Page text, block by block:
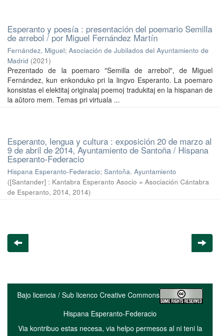
Esperanto y poesía : presentación del poemario Semilla
de arrebol / por Miguel Fernández Martín
Fernández, Miguel; Asociación de Jubilados del Ayuntamiento de
Madrid (2021)
Prezentado de la poemaro "Semilla de arrebol", de Miguel
Fernández, kun enkonduko pri la lingvo Esperanto. La poemaro
konsistas el elektitaj originalaj poemoj tradukitaj en la hispanan de
la aŭtoro mem. Temas pri virtuala ...
Esperanto, lengua y cultura : exposición 20 de marzo al
9 de abril de 2014, Ayuntamiento de Santoña / Hispana
Esperanto-Federacio
Hispana Esperanto-Federacio; Santoña. Ayuntamiento
([Santander] : Kantabra Esperanto Asocio = Asociación Cántabra
de Esperanto, 2014, 2014)
Bajo licencia / Sub licenco Creative Commons
Hispana Esperanto-Federacio
Via kontribuo estas necesa, via helpo permesos al ni teni la